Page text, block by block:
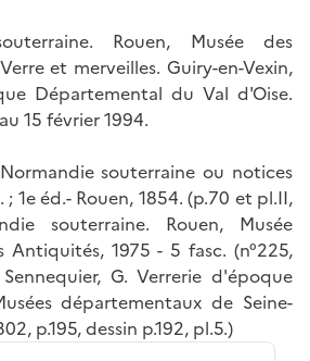
Rouen, Musée des
et merveilles. Guiry-en-Vexin,
Départemental du Val d'Oise.
15 février 1994.
souterraine ou notices
1e éd.- Rouen, 1854. (p.70 et pl.II,
souterraine. Rouen, Musée
1975 - 5 fasc. (n°225,
G. Verrerie d'époque
départementaux de Seine-
p.195, dessin p.192, pl.5.)